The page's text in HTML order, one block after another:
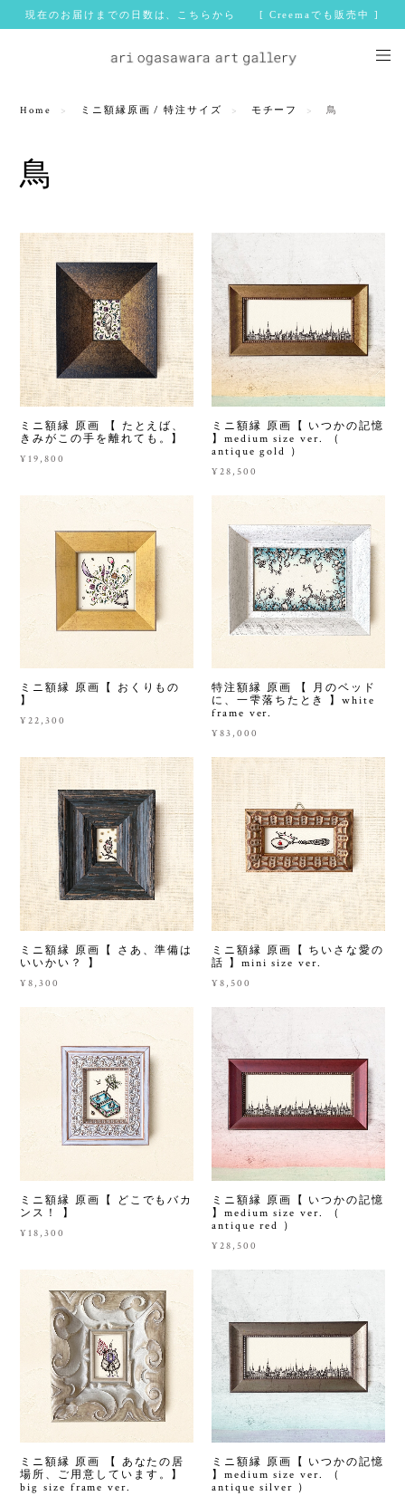
現在のお届けまでの日数は、こちらから [ Creemaでも販売中 ]
Home ミニ額縁原画 / 特注サイズ モチーフ 鳥
鳥
ミニ額縁 原画 【 たとえば、
きみがこの手を離れても。】
¥19,800
ミニ額縁 原画【 いつかの記憶
】medium size ver. （
antique gold ）
¥28,500
ミニ額縁 原画【 おくりもの
】
¥22,300
特注額縁 原画 【 月のベッド
に、一雫落ちたとき 】white
frame ver.
¥83,000
ミニ額縁 原画【 さあ、準備は
いいかい？ 】
¥8,300
ミニ額縁 原画【 ちいさな愛の
話 】mini size ver.
¥8,500
ミニ額縁 原画【 どこでもバカ
ンス！ 】
¥18,300
ミニ額縁 原画【 いつかの記憶
】medium size ver. （
antique red ）
¥28,500
ミニ額縁 原画 【 あなたの居
場所、ご用意しています。】
big size frame ver.
ミニ額縁 原画【 いつかの記憶
】medium size ver. （
antique silver ）